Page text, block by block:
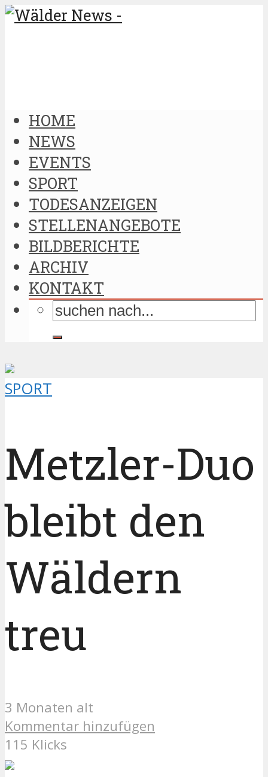
HOME
NEWS
EVENTS
SPORT
TODESANZEIGEN
STELLENANGEBOTE
BILDBERICHTE
ARCHIV
KONTAKT
SPORT
Metzler-Duo
bleibt den
Wäldern
treu
3 Monaten alt
Kommentar hinzufügen
115 Klicks